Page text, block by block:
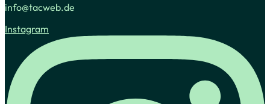
info@tacweb.de
Instagram